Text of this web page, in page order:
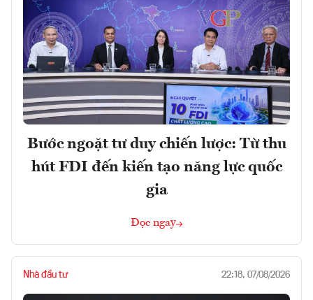
Bước ngoặt tư duy chiến lược: Từ thu
hút FDI đến kiến tạo năng lực quốc
gia
Đọc ngay
Nhà đầu tư 22:18, 07/08/2026